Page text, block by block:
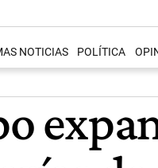
NOTICIAS POLÍTICA